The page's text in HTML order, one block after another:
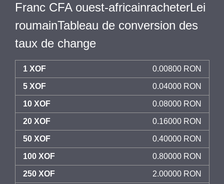
Franc CFA ouest-africainracheterLei
roumainTableau de conversion des
taux de change
1 XOF 0.00800 RON
5 XOF 0.04000 RON
10 XOF 0.08000 RON
20 XOF 0.16000 RON
50 XOF 0.40000 RON
100 XOF 0.80000 RON
250 XOF 2.00000 RON